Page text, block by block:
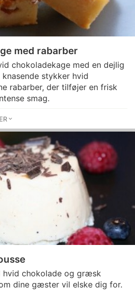
med rabarber
chokoladekage med en dejlig
stykker hvid
rabarber, der tilføjer en frisk
smag.
hvid chokolade og græsk
dine gæster vil elske dig for.